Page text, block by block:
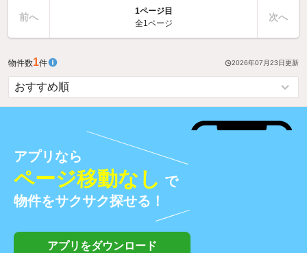
前へ
1ページ目
全1ページ
次へ
物件数1件 2026年07月23日 更新
アプリなら
ページ移動なし で
物件をサクサク探せる！
アプリをダウンロード